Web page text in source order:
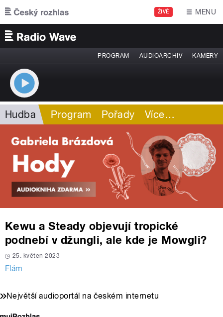
Přejít k hlavnímu obsahu
ŽIVĚ MENU
PROGRAM AUDIOARCHIV KAMERY
Hudba Program Pořady Více…
Kewu a Steady objevují tropické
podnebí v džungli, ale kde je Mowgli?
25. květen 2023
Flám
Největší audioportál na českém internetu